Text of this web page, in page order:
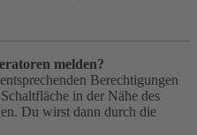
melden?
Berechtigungen
in der Nähe des
Du wirst dann durch die